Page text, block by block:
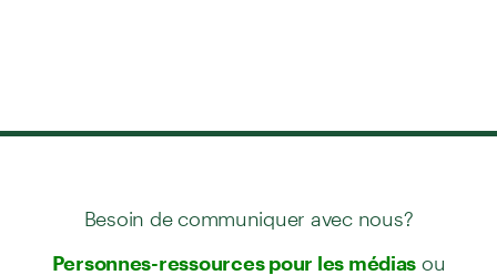
Besoin de communiquer avec nous?
Personnes-ressources pour les médias ou